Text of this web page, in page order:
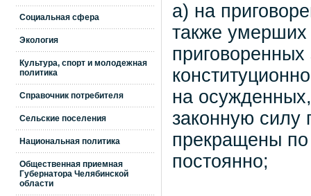
Социальная сфера
Экология
Культура, спорт и молодежная
политика
Справочник потребителя
Сельские поселения
Национальная политика
Общественная приемная
Губернатора Челябинской
области
а) на
также
на
законную силу
прекращены
постоянно;